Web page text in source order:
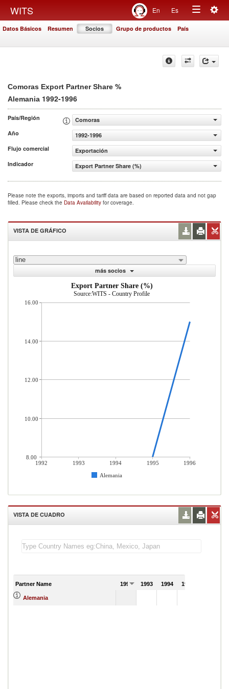
WITS En Es
Toggle
Datos Básicos Resumen Socios Grupo de productos País
Comoras Export Partner Share %
Alemania 1992-1996
País/Región
Comoras
Año
1992-1996
Flujo comercial
Exportación
Indicador
Export Partner Share (%)
Please note the exports, imports and tariff data are based on reported data and not gap
filled. Please check the Data Availability for coverage.
VISTA DE GRÁFICO
line
más socios
Export Partner Share (%)
Source:WITS - Country Profile
1992 1993 1994 1995
1996
Alemania
16.00
14.00
12.00
10.00
8.00
VISTA DE CUADRO
Partner Name 1992 1993 1994 1995
Alemania